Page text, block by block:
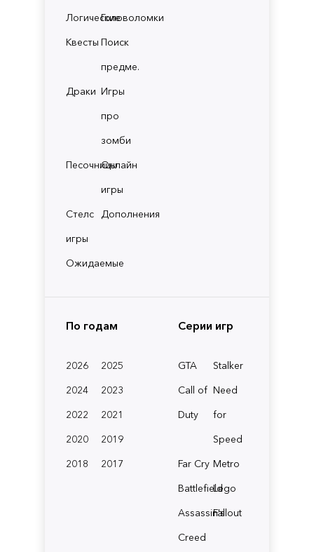
ЛогическиеГоловоломки
Квесты Поиск
предме.
Драки Игры
про
зомби
ПесочницыОнлайн
игры
Стелс
игры
Дополнения
Ожидаемые
По годам
2026
2025
2024
2023
2022
2021
2020
2019
2018
2017
Серии игр
GTA
Stalker
Call of
Duty
Need
for
Speed
Far Cry Metro
BattlefieldLego
Assassin's
Creed
Fallout